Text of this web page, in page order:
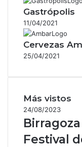
Gastrópolis
11/04/2021
Cervezas
25/04/2021
Más vistos
24/08/2023
Festival